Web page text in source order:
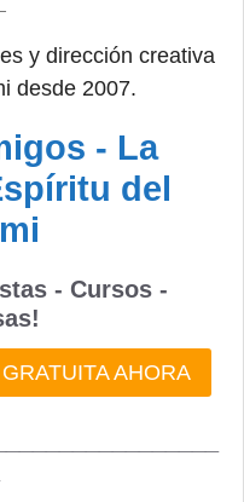
y dirección creativa
desde 2007.
- La
del
- Cursos -
AHORA